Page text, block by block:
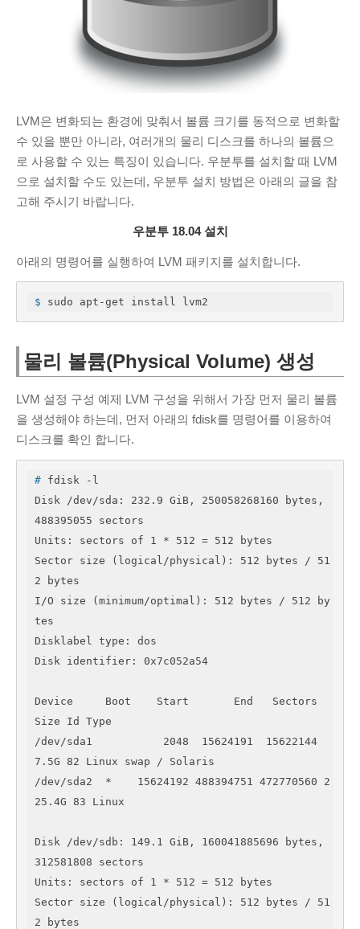
안녕하세요. 사용...
PDF JPG변환 사이트·6 months ago
조영범 프록시 서버 아직도...
카카오톡 PC 차단, 우회 접속 방법·1
year ago
2 years ago
영랑 잘사용하고 있는데...
C/C++ (6)
PHP (4)
Python (12)
네트워크 (8)
데이터분석(36)
명령어
우분투(33)
보안
워드프레스
일반(23)
PAGES
About Me
Services
무료 프록시 서버
Tools
LVM은 변화되는 환경에 맞춰서 볼륨 크기를 동적으로 변화할
수 있을 뿐만 아니라, 여러개의 물리 디스크를 하나의 볼륨으
로 사용할 수 있는 특징이 있습니다. 우분투를 설치할 때 LVM
으로 설치할 수도 있는데, 우분투 설치 방법은 아래의 글을 참
고해 주시기 바랍니다.
우분투 18.04 설치
아래의 명령어를 실행하여 LVM 패키지를 설치합니다.
$ sudo apt-get install lvm2
물리 볼륨(Physical Volume) 생성
LVM 설정 구성 예제 LVM 구성을 위해서 가장 먼저 물리 볼륨
을 생성해야 하는데, 먼저 아래의 fdisk를 명령어를 이용하여
디스크를 확인 합니다.
# fdisk -l
Disk /dev/sda: 232.9 GiB, 250058268160 bytes,
488395055 sectors
Units: sectors of 1 * 512 = 512 bytes
Sector size (logical/physical): 512 bytes / 51
2 bytes
I/O size (minimum/optimal): 512 bytes / 512 by
tes
Disklabel type: dos
Disk identifier: 0x7c052a54
Device     Boot    Start       End   Sectors
Size Id Type
/dev/sda1           2048  15624191  15622144
7.5G 82 Linux swap / Solaris
/dev/sda2  *    15624192 488394751 472770560 2
25.4G 83 Linux
Disk /dev/sdb: 149.1 GiB, 160041885696 bytes,
312581808 sectors
Units: sectors of 1 * 512 = 512 bytes
Sector size (logical/physical): 512 bytes / 51
2 bytes